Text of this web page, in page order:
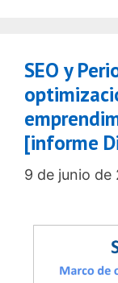
SEO y
[informe
9 de junio de